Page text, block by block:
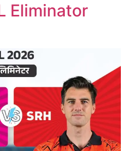
Eliminator